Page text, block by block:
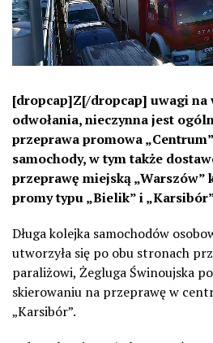
[dropcap]Z[/dropcap] uwagi na
odwołania, nieczynna jest
przeprawa promowa
samochody, w tym także
przeprawę miejską „Warszów”
promy typu „Bielik” i
Długa kolejka samochodów
utworzyła się po obu stronach
paraliżowi, Żegluga Świnoujska
skierowaniu na przeprawę w
„Karsibór”.